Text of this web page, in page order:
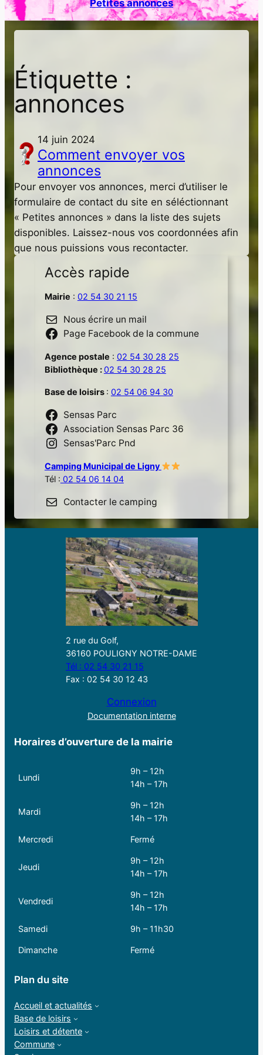
h
e
r
Petites annonces
Étiquette :
annonces
14 juin 2024
Comment envoyer vos
annonces
Pour envoyer vos annonces, merci d’utiliser le
formulaire de contact du site en séléctionnant
« Petites annonces » dans la liste des sujets
disponibles. Laissez-nous vos coordonnées afin
que nous puissions vous recontacter.
Accès rapide
Mairie : 02 54 30 21 15
Nous écrire un mail
Page Facebook de la commune
Agence postale : 02 54 30 28 25
Bibliothèque :02 54 30 28 25
Base de loisirs : 02 54 06 94 30
Sensas Parc
Association Sensas Parc 36
Sensas'Parc Pnd
Camping Municipal de Ligny
Tél : 02 54 06 14 04
Contacter le camping
2 rue du Golf,
36160 POULIGNY NOTRE-DAME
Tél : 02 54 30 21 15
Fax : 02 54 30 12 43
Connexion
Documentation interne
Horaires d’ouverture de la mairie
Lundi
9h – 12h
14h – 17h
Mardi
9h – 12h
14h – 17h
Mercredi Fermé
Jeudi
9h – 12h
14h – 17h
Vendredi
9h – 12h
14h – 17h
Samedi 9h – 11h30
Dimanche Fermé
Plan du site
Accueil et actualités
Base de loisirs
Loisirs et détente
Commune